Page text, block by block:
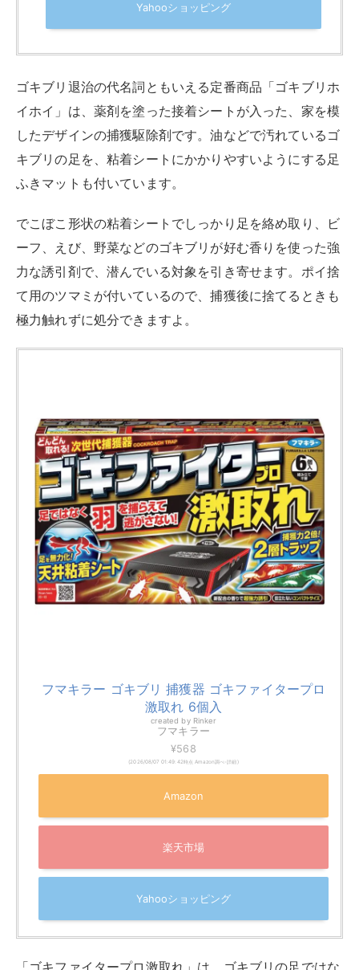
Yahooショッピング
ゴキブリ退治の代名詞ともいえる定番商品「ゴキブリホ
イホイ」は、薬剤を塗った接着シートが入った、家を模
したデザインの捕獲駆除剤です。油などで汚れているゴ
キブリの足を、粘着シートにかかりやすいようにする足
ふきマットも付いています。
でこぼこ形状の粘着シートでしっかり足を絡め取り、ビ
ーフ、えび、野菜などのゴキブリが好む香りを使った強
力な誘引剤で、潜んでいる対象を引き寄せます。ポイ捨
て用のツマミが付いているので、捕獲後に捨てるときも
極力触れずに処分できますよ。
フマキラー ゴキブリ 捕獲器 ゴキファイタープロ
激取れ 6個入
created by Rinker
フマキラー
¥568
(2026/08/07 01:49:42時点 Amazon調べ- 詳細)
Amazon
楽天市場
Yahooショッピング